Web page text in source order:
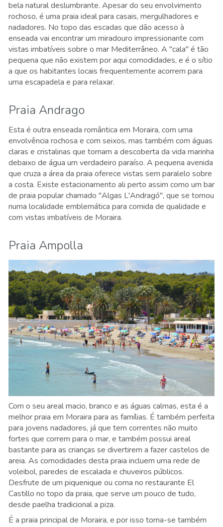
bela natural deslumbrante. Apesar do seu envolvimento
rochoso, é uma praia ideal para casais, mergulhadores e
nadadores. No topo das escadas que dão acesso à
enseada vai encontrar um miradouro impressionante com
vistas imbatíveis sobre o mar Mediterrâneo. A "cala" é tão
pequena que não existem por aqui comodidades, e é o sítio
a que os habitantes locais frequentemente acorrem para
uma escapadela e para relaxar.
Praia Andrago
Esta é outra enseada romântica em Moraira, com uma
envolvência rochosa e com seixos, mas também com águas
claras e cristalinas que tornam a descoberta da vida marinha
debaixo de água um verdadeiro paraíso. A pequena avenida
que cruza a área da praia oferece vistas sem paralelo sobre
a costa. Existe estacionamento ali perto assim como um bar
de praia popular chamado "Algas L'Andragó", que se tornou
numa localidade emblemática para comida de qualidade e
com vistas imbatíveis de Moraira.
Praia Ampolla
Com o seu areal macio, branco e as águas calmas, esta é a
melhor praia em Moraira para as famílias. É também perfeita
para jovens nadadores, já que tem correntes não muito
fortes que correm para o mar, e também possui areal
bastante para as crianças se divertirem a fazer castelos de
areia. As comodidades desta praia incluem uma rede de
voleibol, paredes de escalada e chuveiros públicos.
Desfrute de um piquenique ou coma no restaurante El
Castillo no topo da praia, que serve um pouco de tudo,
desde paelha tradicional a piza.
É a praia principal de Moraira, e por isso torna-se também